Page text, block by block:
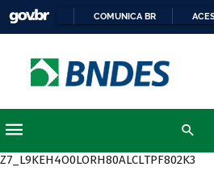
COMUNICA BR
Z7_L9KEH4O0LORH80ALCLTPF802K3